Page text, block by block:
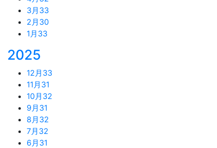
3月 33
2月 30
1月 33
2025
12月 33
11月 31
10月 32
9月 31
8月 32
7月 32
6月 31